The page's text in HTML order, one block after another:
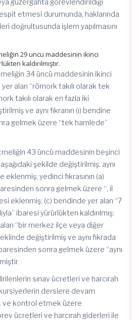
güzergâhta görevlendirildiği
etmesi durumunda, haklarında
doğrultusunda işlem yapılmasını
29 uncu maddesinin ikinci
kaldırılmıştır.
34 üncü maddesinin ikinci
yer alan “römork takılı olarak tek
takılı olarak en fazla iki
ve aynı fıkranın (ı) bendine
gelmek üzere “tek hamlede”
43 üncü maddesinin beşinci
şekilde değiştirilmiş; aynı
eklenmiş; yedinci fıkrasının (a)
sonra gelmek üzere “, il
eklenmiş; (c) bendinde yer alan “7
ibaresi yürürlükten kaldırılmış;
“bir merkez ilçe veya diğer
değiştirilmiş ve aynı fıkrada
sonra gelmek üzere “aynı
sınav ücretleri ve harcırah
derslere devam
ve kontrol etmek üzere
ücretleri ve harcırah giderleri ile